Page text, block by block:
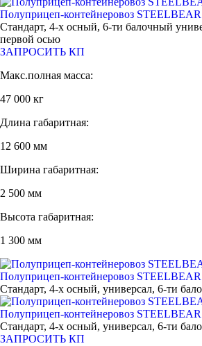
Полуприцеп-контейнеровоз
Стандарт, 4-х осный, 6-ти балочный
первой осью
ЗАПРОСИТЬ КП
Макс.полная масса:
47 000 кг
Длина габаритная:
12 600 мм
Ширина габаритная:
2 500 мм
Высота габаритная:
1 300 мм
Полуприцеп-контейнеровоз
Стандарт, 4-х осный, универсал, 6-ти
Полуприцеп-контейнеровоз
Стандарт, 4-х осный, универсал, 6-ти
ЗАПРОСИТЬ КП